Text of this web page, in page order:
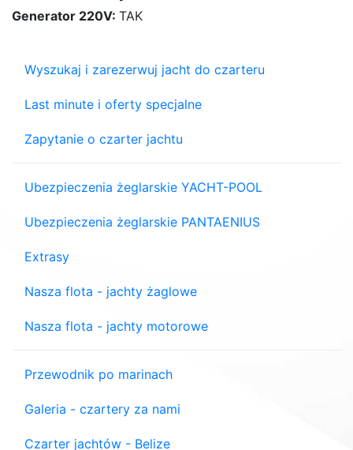
Generator 220V: TAK
Wyszukaj i zarezerwuj jacht do czarteru
Last minute i oferty specjalne
Zapytanie o czarter jachtu
Ubezpieczenia żeglarskie YACHT-POOL
Ubezpieczenia żeglarskie PANTAENIUS
Extrasy
Nasza flota - jachty żaglowe
Nasza flota - jachty motorowe
Przewodnik po marinach
Galeria - czartery za nami
Czarter jachtów - Belize